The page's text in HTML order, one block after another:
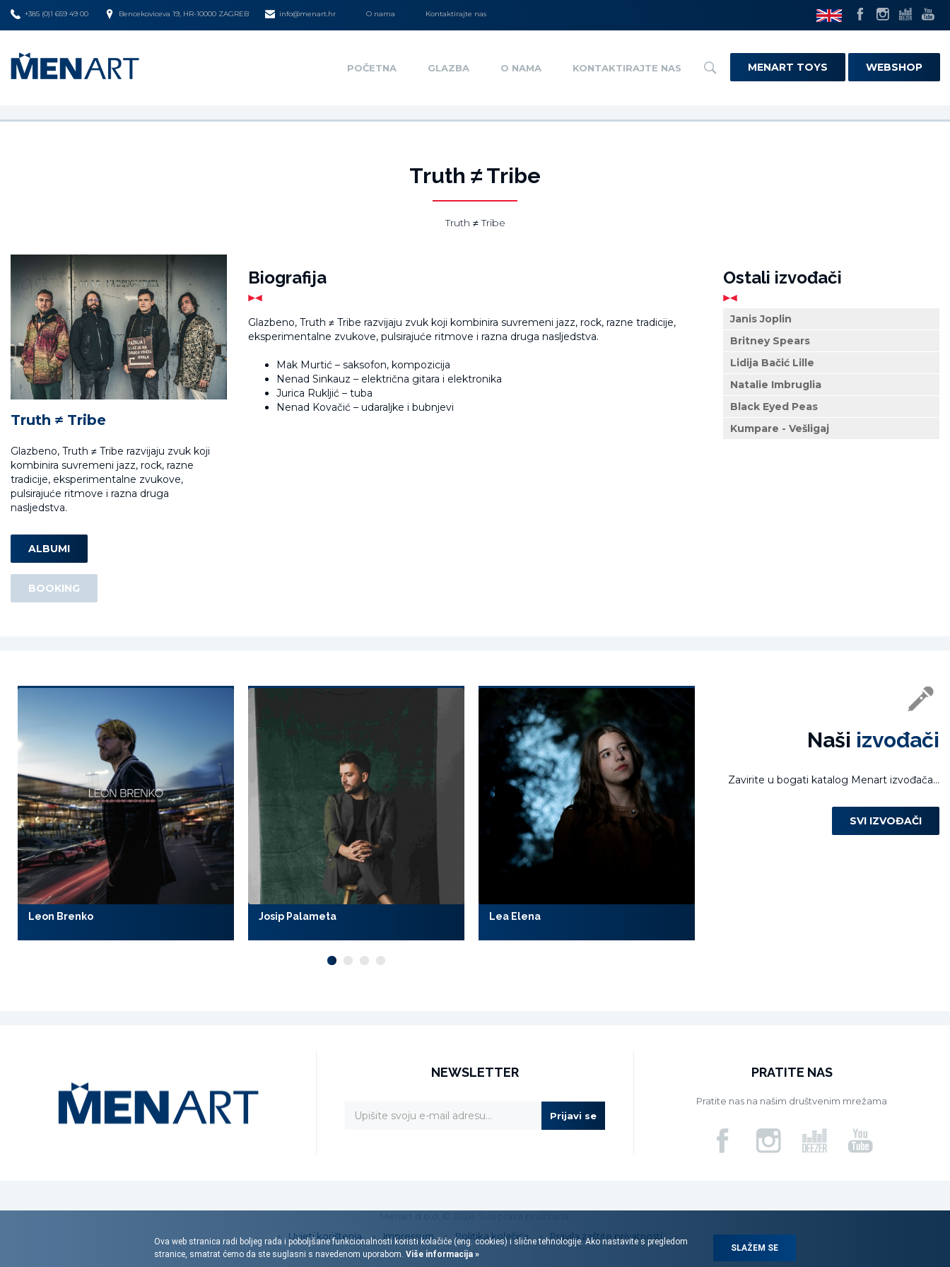
+385 (0)1 659 49 00 Bencekoviceva 19, HR-10000 ZAGREB info@menart.hr O nama Kontaktirajte nas
POČETNA GLAZBA O NAMA KONTAKTIRAJTE NAS MENART TOYS WEBSHOP
Truth ≠ Tribe
Truth ≠ Tribe
Truth ≠ Tribe
Glazbeno, Truth ≠ Tribe razvijaju zvuk koji
kombinira suvremeni jazz, rock, razne
tradicije, eksperimentalne zvukove,
pulsirajuće ritmove i razna druga
nasljedstva.
ALBUMI
BOOKING
Biografija
Glazbeno, Truth ≠ Tribe razvijaju zvuk koji kombinira suvremeni jazz, rock, razne tradicije,
eksperimentalne zvukove, pulsirajuće ritmove i razna druga nasljedstva.
Mak Murtić – saksofon, kompozicija
Nenad Sinkauz – električna gitara i elektronika
Jurica Rukljić – tuba
Nenad Kovačić – udaraljke i bubnjevi
Ostali izvođači
Janis Joplin
Britney Spears
Lidija Bačić Lille
Natalie Imbruglia
Black Eyed Peas
Kumpare - Vešligaj
Naši izvođači
Zavirite u bogati katalog Menart izvođača...
SVI IZVOĐAČI
Leon Brenko Josip Palameta Lea Elena
NEWSLETTER
Prijavi se
PRATITE NAS
Pratite nas na našim društvenim mrežama
Uvjeti korištenja
Impressum Politika kolačića Pravila zaštite privatnosti
Ova web stranica radi boljeg rada i poboljšane funkcionalnosti koristi kolačiće (eng. cookies) i slične tehnologije. Ako nastavite s pregledom
stranice, smatrat ćemo da ste suglasni s navedenom uporabom. Više informacija »
SLAŽEM SE